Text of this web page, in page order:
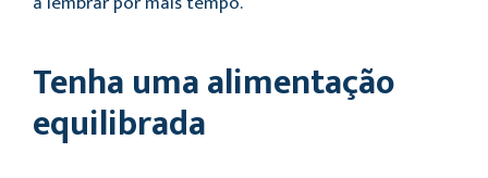
Tenha uma alimentação
equilibrada